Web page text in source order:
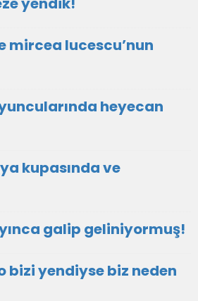
mircea lucescu’nun
heyecan
kupasında ve
galip geliniyormuş!
bizi yendiyse biz neden